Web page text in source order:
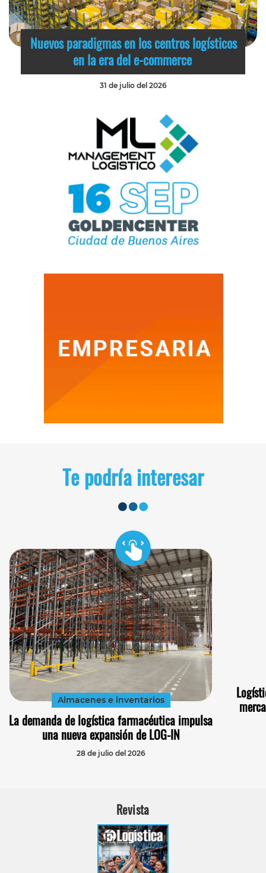
Nuevos paradigmas en los centros logísticos
en la era del e-commerce
31 de julio del 2026
Te podría interesar
Almacenes e inventarios
La demanda de logística farmacéutica impulsa
una nueva expansión de LOG-IN
28 de julio del 2026
Revista